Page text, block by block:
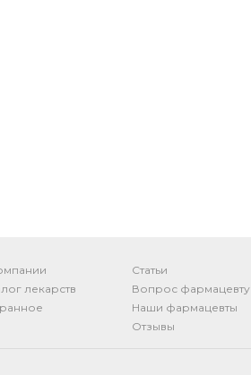
лекарств
Статьи
Вопрос фармацевту
Наши фармацевты
Отзывы